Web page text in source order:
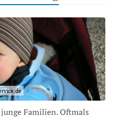
Familien. Oftmals